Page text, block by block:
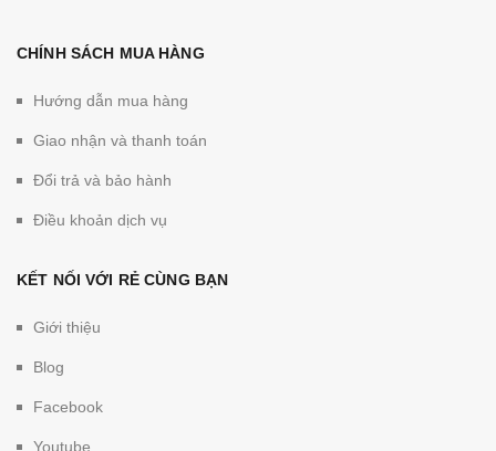
CHÍNH SÁCH MUA HÀNG
Hướng dẫn mua hàng
Giao nhận và thanh toán
Đổi trả và bảo hành
Điều khoản dịch vụ
KẾT NỐI VỚI RẺ CÙNG BẠN
Giới thiệu
Blog
Facebook
Youtube